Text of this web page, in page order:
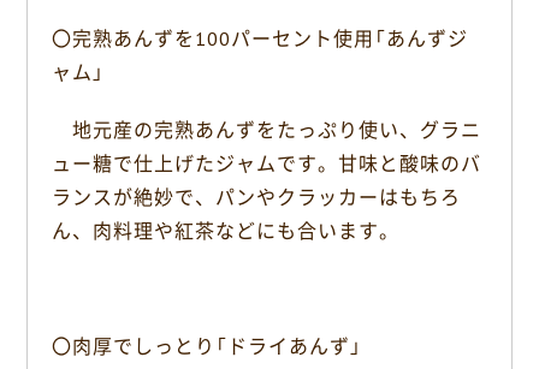
〇完熟あんずを100パーセント使用「あんずジ
ャム」
地元産の完熟あんずをたっぷり使い、グラニ
ュー糖で仕上げたジャムです。甘味と酸味のバ
ランスが絶妙で、パンやクラッカーはもちろ
ん、肉料理や紅茶などにも合います。
〇肉厚でしっとり「ドライあんず」